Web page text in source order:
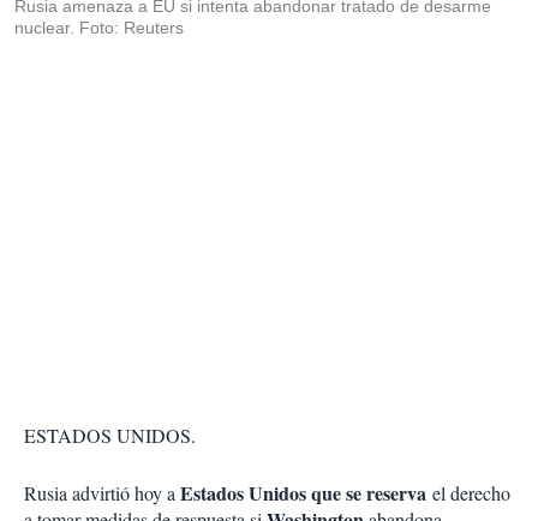
Rusia amenaza a EU si intenta abandonar tratado de desarme
nuclear. Foto: Reuters
ESTADOS UNIDOS.
Rusia advirtió hoy aEstados Unidos que se reserva el derecho